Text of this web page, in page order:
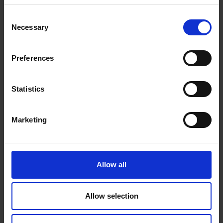
Selection
Necessary
Preferences
Statistics
Marketing
Allow all
Allow selection
Du kannst dir Grenzen setzen und eine
aufrechterhalten.
über deine Arbeitsstruktur und die
Es hilft dir, deine Produktivität, deine
Arbeitsbelastung und dein Gehalt besser
zu kontrollieren.